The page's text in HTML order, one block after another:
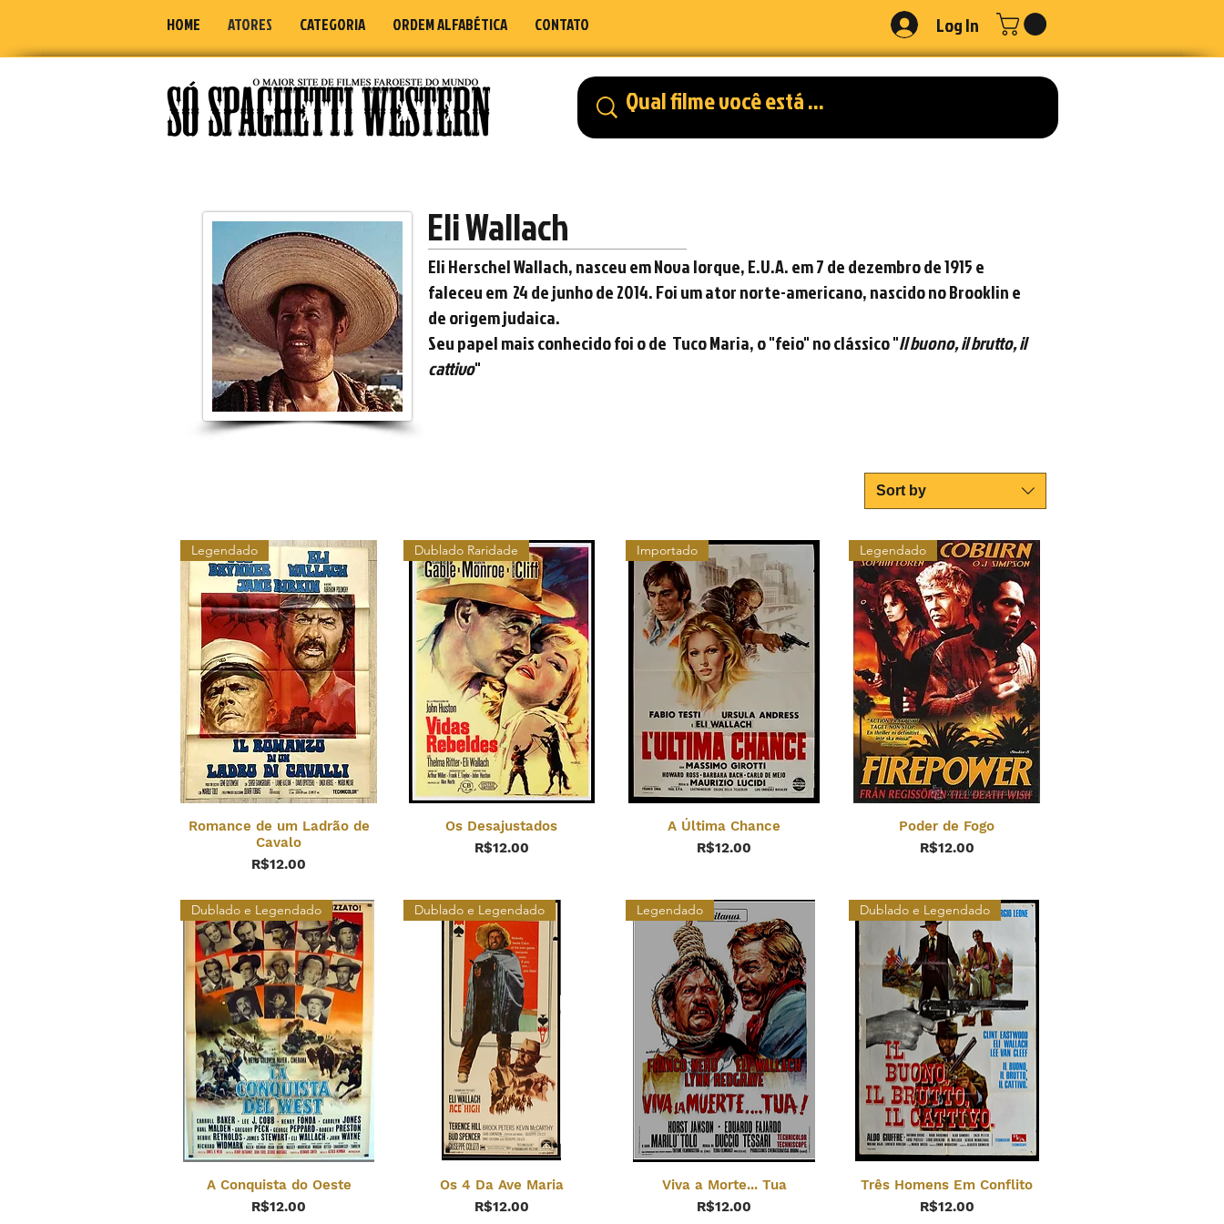
Log In
HOME ATORES CATEGORIA ORDEM ALFABÉTICA CONTATO
Eli Wallach
Eli Herschel Wallach, nasceu emNova Iorque,E.U.A. em7 de dezembrode1915e
faleceu em 24 de junhode2014. Foi umatornorte-americano, nascido noBrookline
deorigem judaica.
Seu papel mais conhecido foi o de Tuco Maria, o "feio" no clássico "Il buono, il brutto, il
cattivo"
Sort by
Legendado
Romance de um Ladrão de
Cavalo
Price
R$12.00
Dublado Raridade
Os Desajustados
Price
R$12.00
Importado
A Última Chance
Price
R$12.00
Legendado
Poder de Fogo
Price
R$12.00
Dublado e Legendado
A Conquista do Oeste
Price
R$12.00
Dublado e Legendado
Os 4 Da Ave Maria
Price
R$12.00
Legendado
Viva a Morte... Tua
Price
R$12.00
Dublado e Legendado
Três Homens Em Conflito
Price
R$12.00